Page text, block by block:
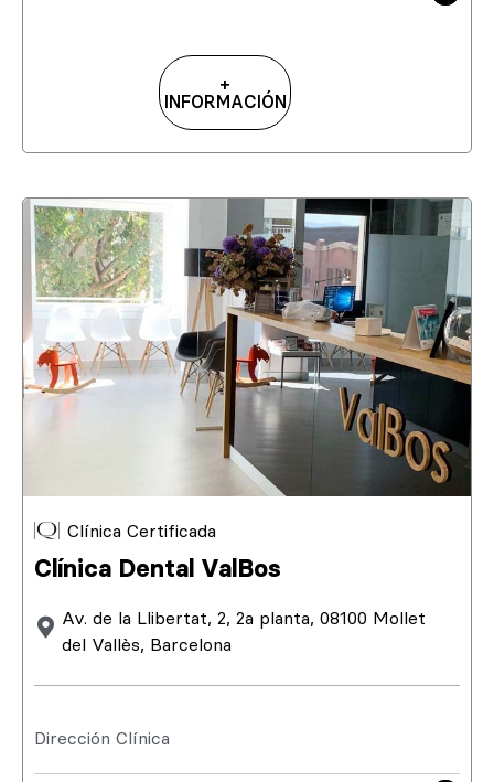
+
INFORMACIÓN
Clínica Certificada
Clínica Dental ValBos
Av. de la Llibertat, 2, 2a planta, 08100 Mollet
del Vallès, Barcelona
Dirección Clínica